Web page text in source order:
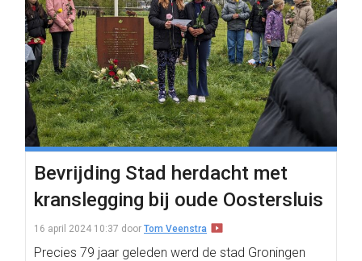
Bevrijding Stad herdacht met
kranslegging bij oude Oostersluis
16 april 2024 10:37 door Tom Veenstra
Precies 79 jaar geleden werd de stad Groningen